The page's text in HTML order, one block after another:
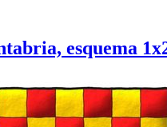
esquema